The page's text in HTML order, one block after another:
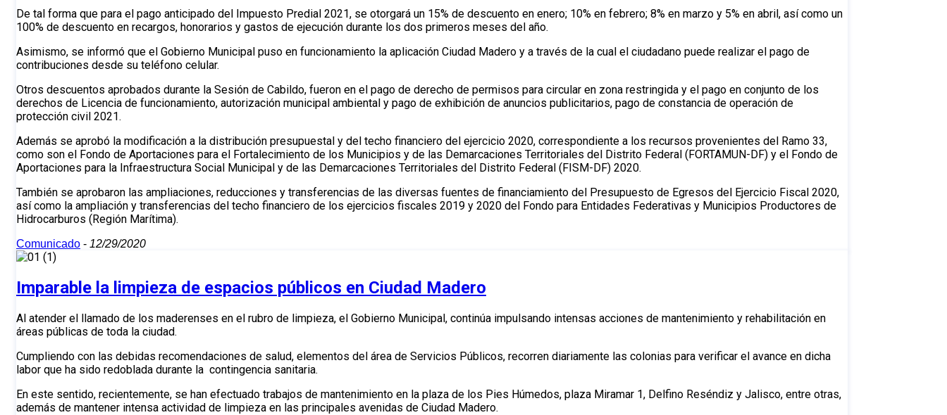
De tal forma que para el pago anticipado del Impuesto Predial 2021, se otorgará un 15% de descuento en enero; 10% en febrero; 8% en marzo y 5% en abril, así como un
100% de descuento en recargos, honorarios y gastos de ejecución durante los dos primeros meses del año.
Asimismo, se informó que el Gobierno Municipal puso en funcionamiento la aplicación Ciudad Madero y a través de la cual el ciudadano puede realizar el pago de
contribuciones desde su teléfono celular.
Otros descuentos aprobados durante la Sesión de Cabildo, fueron en el pago de derecho de permisos para circular en zona restringida y el pago en conjunto de los
derechos de Licencia de funcionamiento, autorización municipal ambiental y pago de exhibición de anuncios publicitarios, pago de constancia de operación de
protección civil 2021.
Además se aprobó la modificación a la distribución presupuestal y del techo financiero del ejercicio 2020, correspondiente a los recursos provenientes del Ramo 33,
como son el Fondo de Aportaciones para el Fortalecimiento de los Municipios y de las Demarcaciones Territoriales del Distrito Federal (FORTAMUN-DF) y el Fondo de
Aportaciones para la Infraestructura Social Municipal y de las Demarcaciones Territoriales del Distrito Federal (FISM-DF) 2020.
También se aprobaron las ampliaciones, reducciones y transferencias de las diversas fuentes de financiamiento del Presupuesto de Egresos del Ejercicio Fiscal 2020,
así como la ampliación y transferencias del techo financiero de los ejercicios fiscales 2019 y 2020 del Fondo para Entidades Federativas y Municipios Productores de
Hidrocarburos (Región Marítima).
Comunicado - 12/29/2020
Imparable la limpieza de espacios públicos en Ciudad Madero
Al atender el llamado de los maderenses en el rubro de limpieza, el Gobierno Municipal, continúa impulsando intensas acciones de mantenimiento y rehabilitación en
áreas públicas de toda la ciudad.
Cumpliendo con las debidas recomendaciones de salud, elementos del área de Servicios Públicos, recorren diariamente las colonias para verificar el avance en dicha
labor que ha sido redoblada durante la contingencia sanitaria.
En este sentido, recientemente, se han efectuado trabajos de mantenimiento en la plaza de los Pies Húmedos, plaza Miramar 1, Delfino Reséndiz y Jalisco, entre otras,
además de mantener intensa actividad de limpieza en las principales avenidas de Ciudad Madero.